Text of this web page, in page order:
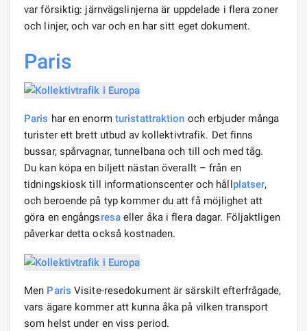
var försiktig: järnvägslinjerna är uppdelade i flera zoner
och linjer, och var och en har sitt eget dokument.
Paris
Paris har en enorm turistattraktion och erbjuder många
turister ett brett utbud av kollektivtrafik. Det finns
bussar, spårvagnar, tunnelbana och till och med tåg.
Du kan köpa en biljett nästan överallt – från en
tidningskiosk till informationscenter och hållplatser,
och beroende på typ kommer du att få möjlighet att
göra en engångsresaeller åka i flera dagar. Följaktligen
påverkar detta också kostnaden.
Men Paris Visite-resedokument är särskilt efterfrågade,
vars ägare kommer att kunna åka på vilken transport
som helst under en viss period.